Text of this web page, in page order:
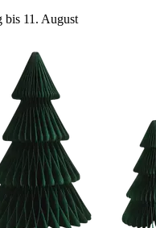
bis 11. August